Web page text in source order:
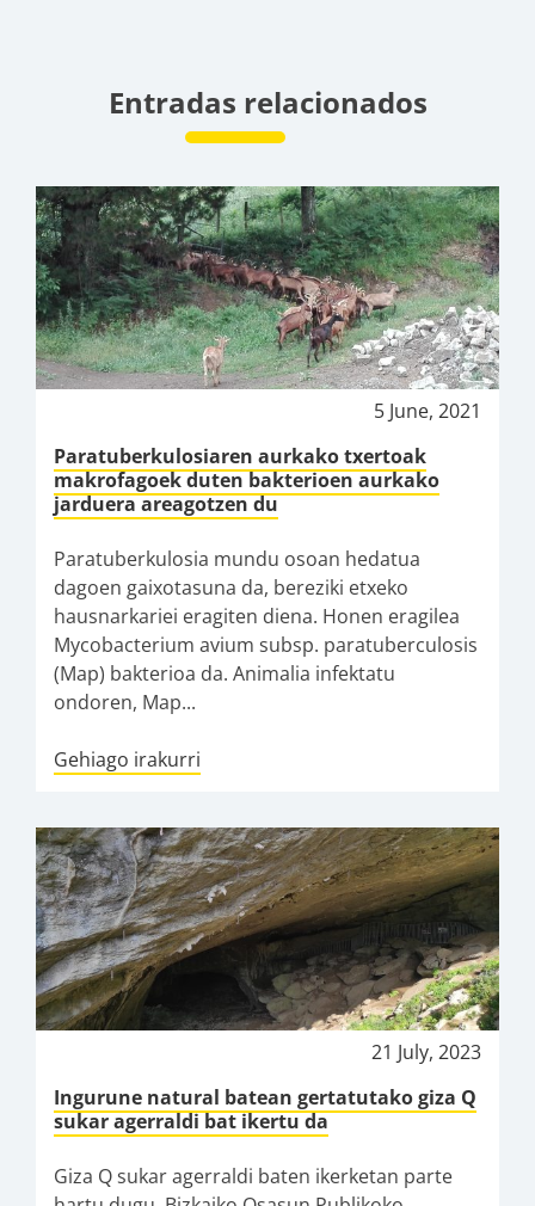
Entradas relacionados
5 June, 2021
Paratuberkulosiaren aurkako txertoak
makrofagoek duten bakterioen aurkako
jarduera areagotzen du
Paratuberkulosia mundu osoan hedatua
dagoen gaixotasuna da, bereziki etxeko
hausnarkariei eragiten diena. Honen eragilea
Mycobacterium avium subsp. paratuberculosis
(Map) bakterioa da. Animalia infektatu
ondoren, Map...
Gehiago irakurri
21 July, 2023
Ingurune natural batean gertatutako giza Q
sukar agerraldi bat ikertu da
Giza Q sukar agerraldi baten ikerketan parte